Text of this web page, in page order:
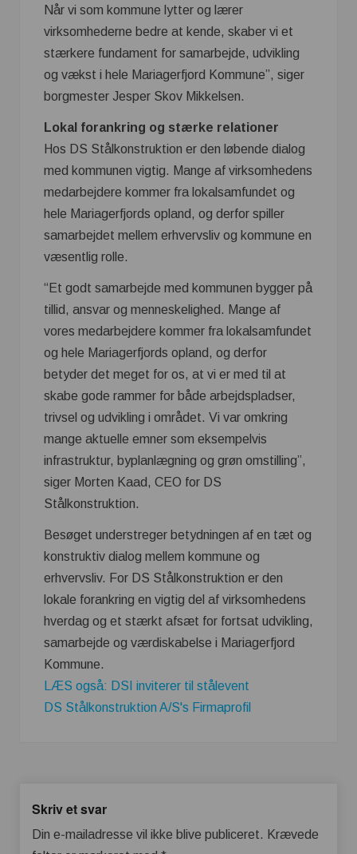
Når vi som kommune lytter og lærer
virksomhederne bedre at kende, skaber vi et
stærkere fundament for samarbejde, udvikling
og vækst i hele Mariagerfjord Kommune”, siger
borgmester Jesper Skov Mikkelsen.
Lokal forankring og stærke relationer
Hos DS Stålkonstruktion er den løbende dialog
med kommunen vigtig. Mange af virksomhedens
medarbejdere kommer fra lokalsamfundet og
hele Mariagerfjords opland, og derfor spiller
samarbejdet mellem erhvervsliv og kommune en
væsentlig rolle.
“Et godt samarbejde med kommunen bygger på
tillid, ansvar og menneskelighed. Mange af
vores medarbejdere kommer fra lokalsamfundet
og hele Mariagerfjords opland, og derfor
betyder det meget for os, at vi er med til at
skabe gode rammer for både arbejdspladser,
trivsel og udvikling i området. Vi var omkring
mange aktuelle emner som eksempelvis
infrastruktur, byplanlægning og grøn omstilling”,
siger Morten Kaad, CEO for DS
Stålkonstruktion.
Besøget understreger betydningen af en tæt og
konstruktiv dialog mellem kommune og
erhvervsliv. For DS Stålkonstruktion er den
lokale forankring en vigtig del af virksomhedens
hverdag og et stærkt afsæt for fortsat udvikling,
samarbejde og værdiskabelse i Mariagerfjord
Kommune.
LÆS også: DSI inviterer til stålevent
DS Stålkonstruktion A/S's Firmaprofil
Skriv et svar
Din e-mailadresse vil ikke blive publiceret. Krævede